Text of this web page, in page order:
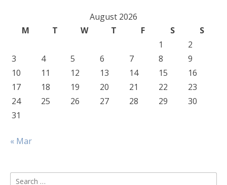
August 2026
M
T W T F S
S
1
2
3
4 5 6 7 8
9
10
11 12 13 14 15
16
17
18 19 20 21 22
23
24
25 26 27 28 29
30
31
« Mar
Search